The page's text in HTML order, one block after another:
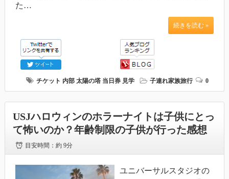
た…
続きを読む »
チケット 内部 太陽の塔 当日券 見学 子連れ家族旅行 0
USJハロウィンのホラーナイトは子供にとっ
て怖いのか？年齢制限の子供が行った感想
目安時間：約 9分
ユニバーサルスタジオの